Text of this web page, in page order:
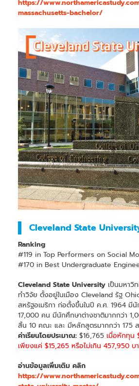
https://
massachusetts-bachelor/
Cleveland State
Ranking
#119 in Top Performers on Social
#170 in Best Undergraduate
Cleveland State University เป็นมหาวิ
ทำวิจัย ตั้งอยู่ในเมือง Cleveland รัฐ
สหรัฐอเมริกา ก่อตั้งขึ้นในปี ค.ศ. 1964 มี
17,000 คน มีนักศึกษาต่างชาติมากกว่า
สิ้น 10 คณะ และ มีหลักสูตรมากกว่า 175 ส
ค่าเรียนโดยประมาณ: $16,765เมื่อหักทุน
เพียงแค่ $15,265 หรือไม่เกิน 457,950
อ่านข้อมูลเพิ่มเติม คลิก
https://